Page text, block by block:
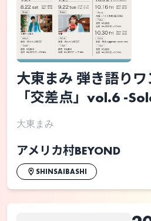
大東まみ 弾き語り
「交差点」vol.6 -
大東まみ
アメリカ村BEYOND
SHINSAIBASHI